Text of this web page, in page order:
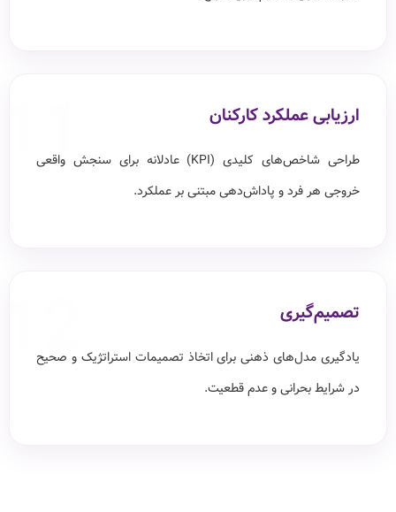
11 ارزیابی عملکرد کارکنان
طراحی شاخص‌های کلیدی (KPI) عادلانه برای سنجش واقعی
خروجی هر فرد و پاداش‌دهی مبتنی بر عملکرد.
12 تصمیم‌گیری
یادگیری مدل‌های ذهنی برای اتخاذ تصمیمات استراتژیک و صحیح
در شرایط بحرانی و عدم قطعیت.